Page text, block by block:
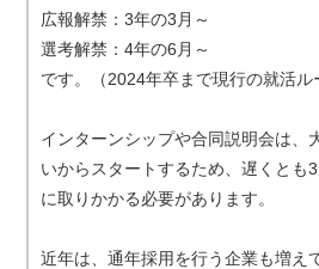
広報解禁：3年の3月～
選考解禁：4年の6月～
です。（2024年卒まで現行の就活ル
インターンシップや合同説明会は、
いからスタートするため、遅くとも
に取りかかる必要があります。
近年は、通年採用を行う企業も増え